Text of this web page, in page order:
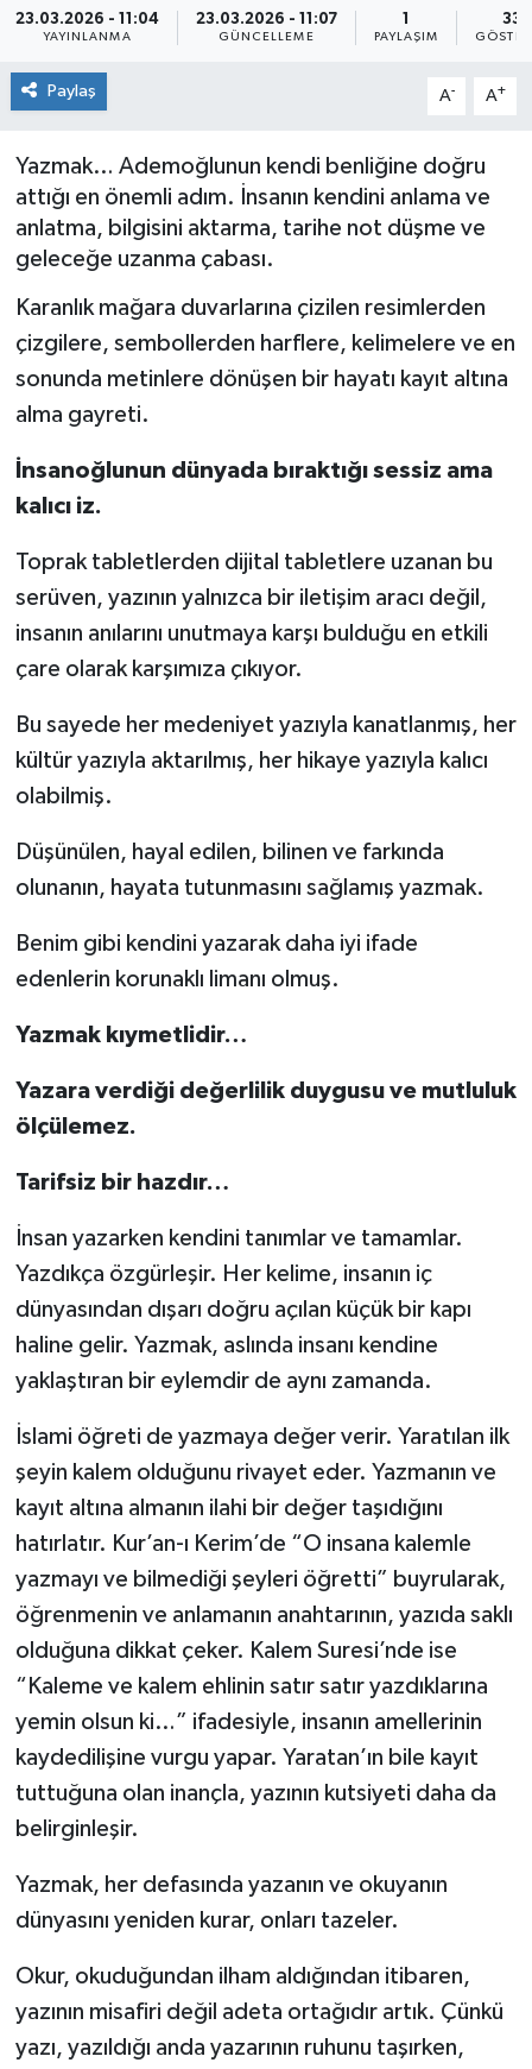
23.03.2026 - 11:04
YAYINLANMA
23.03.2026 - 11:07
GÜNCELLEME
1
PAYLAŞIM
33
Paylaş A- A+
Yazmak… Ademoğlunun kendi benliğine doğru
attığı en önemli adım. İnsanın kendini anlama ve
anlatma, bilgisini aktarma, tarihe not düşme ve
geleceğe uzanma çabası.
Karanlık mağara duvarlarına çizilen resimlerden
çizgilere, sembollerden harflere, kelimelere ve en
sonunda metinlere dönüşen bir hayatı kayıt altına
alma gayreti.
İnsanoğlunun dünyada bıraktığı sessiz ama
kalıcı iz.
Toprak tabletlerden dijital tabletlere uzanan bu
serüven, yazının yalnızca bir iletişim aracı değil,
insanın anılarını unutmaya karşı bulduğu en etkili
çare olarak karşımıza çıkıyor.
Bu sayede her medeniyet yazıyla kanatlanmış, her
kültür yazıyla aktarılmış, her hikaye yazıyla kalıcı
olabilmiş.
Düşünülen, hayal edilen, bilinen ve farkında
olunanın, hayata tutunmasını sağlamış yazmak.
Benim gibi kendini yazarak daha iyi ifade
edenlerin korunaklı limanı olmuş.
Yazmak kıymetlidir…
Yazara verdiği değerlilik duygusu ve mutluluk
ölçülemez.
Tarifsiz bir hazdır…
İnsan yazarken kendini tanımlar ve tamamlar.
Yazdıkça özgürleşir. Her kelime, insanın iç
dünyasından dışarı doğru açılan küçük bir kapı
haline gelir. Yazmak, aslında insanı kendine
yaklaştıran bir eylemdir de aynı zamanda.
İslami öğreti de yazmaya değer verir. Yaratılan ilk
şeyin kalem olduğunu rivayet eder. Yazmanın ve
kayıt altına almanın ilahi bir değer taşıdığını
hatırlatır. Kur’an-ı Kerim’de “O insana kalemle
yazmayı ve bilmediği şeyleri öğretti” buyrularak,
öğrenmenin ve anlamanın anahtarının, yazıda saklı
olduğuna dikkat çeker. Kalem Suresi’nde ise
“Kaleme ve kalem ehlinin satır satır yazdıklarına
yemin olsun ki…” ifadesiyle, insanın amellerinin
kaydedilişine vurgu yapar. Yaratan’ın bile kayıt
tuttuğuna olan inançla, yazının kutsiyeti daha da
belirginleşir.
Yazmak, her defasında yazanın ve okuyanın
dünyasını yeniden kurar, onları tazeler.
Okur, okuduğundan ilham aldığından itibaren,
yazının misafiri değil adeta ortağıdır artık. Çünkü
yazı, yazıldığı anda yazarının ruhunu taşırken,
Yaşam